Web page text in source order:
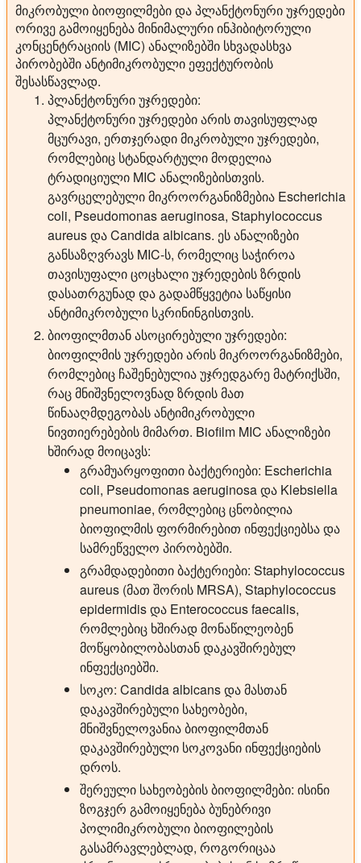
მიკრობული ბიოფილმები და პლანქტონური უჯრედები
ორივე გამოიყენება მინიმალური ინჰიბიტორული
კონცენტრაციის (MIC) ანალიზებში სხვადასხვა
პირობებში ანტიმიკრობული ეფექტურობის
შესასწავლად.
პლანქტონური უჯრედები:
პლანქტონური უჯრედები არის თავისუფლად
მცურავი, ერთჯერადი მიკრობული უჯრედები,
რომლებიც სტანდარტული მოდელია
ტრადიციული MIC ანალიზებისთვის.
გავრცელებული მიკროორგანიზმებია Escherichia
coli, Pseudomonas aeruginosa, Staphylococcus
aureus და Candida albicans. ეს ანალიზები
განსაზღვრავს MIC-ს, რომელიც საჭიროა
თავისუფალი ცოცხალი უჯრედების ზრდის
დასათრგუნად და გადამწყვეტია საწყისი
ანტიმიკრობული სკრინინგისთვის.
ბიოფილმთან ასოცირებული უჯრედები:
ბიოფილმის უჯრედები არის მიკროორგანიზმები,
რომლებიც ჩაშენებულია უჯრედგარე მატრიქსში,
რაც მნიშვნელოვნად ზრდის მათ
წინააღმდეგობას ანტიმიკრობული
ნივთიერებების მიმართ. Biofilm MIC ანალიზები
ხშირად მოიცავს:
გრამუარყოფითი ბაქტერიები: Escherichia
coli, Pseudomonas aeruginosa და Klebsiella
pneumoniae, რომლებიც ცნობილია
ბიოფილმის ფორმირებით ინფექციებსა და
სამრეწველო პირობებში.
გრამდადებითი ბაქტერიები: Staphylococcus
aureus (მათ შორის MRSA), Staphylococcus
epidermidis და Enterococcus faecalis,
რომლებიც ხშირად მონაწილეობენ
მოწყობილობასთან დაკავშირებულ
ინფექციებში.
სოკო: Candida albicans და მასთან
დაკავშირებული სახეობები,
მნიშვნელოვანია ბიოფილმთან
დაკავშირებული სოკოვანი ინფექციების
დროს.
შერეული სახეობების ბიოფილმები: ისინი
ზოგჯერ გამოიყენება ბუნებრივი
პოლიმიკრობული ბიოფილების
გასამრავლებლად, როგორიცაა